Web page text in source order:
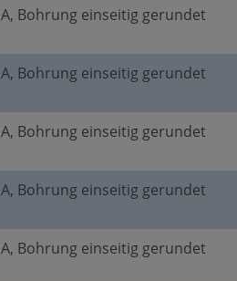
A, Bohrung einseitig gerundet
A, Bohrung einseitig gerundet
A, Bohrung einseitig gerundet
A, Bohrung einseitig gerundet
A, Bohrung einseitig gerundet